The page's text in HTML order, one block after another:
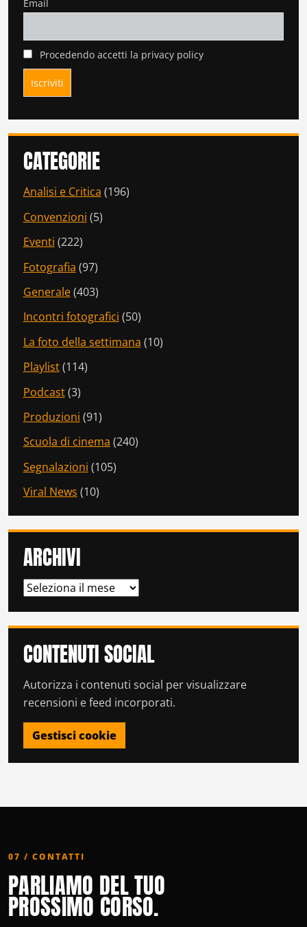
Email
Procedendo accetti la privacy policy
CATEGORIE
Analisi e Critica (196)
Convenzioni (5)
Eventi (222)
Fotografia (97)
Generale(403)
Incontri fotografici (50)
La foto della settimana (10)
Playlist(114)
Podcast(3)
Produzioni (91)
Scuola di cinema (240)
Segnalazioni (105)
Viral News (10)
ARCHIVI
ARCHIVI
CONTENUTI SOCIAL
Autorizza i contenuti social per visualizzare
recensioni e feed incorporati.
Gestisci cookie
07 / CONTATTI
PARLIAMO DEL TUO
PROSSIMO CORSO.